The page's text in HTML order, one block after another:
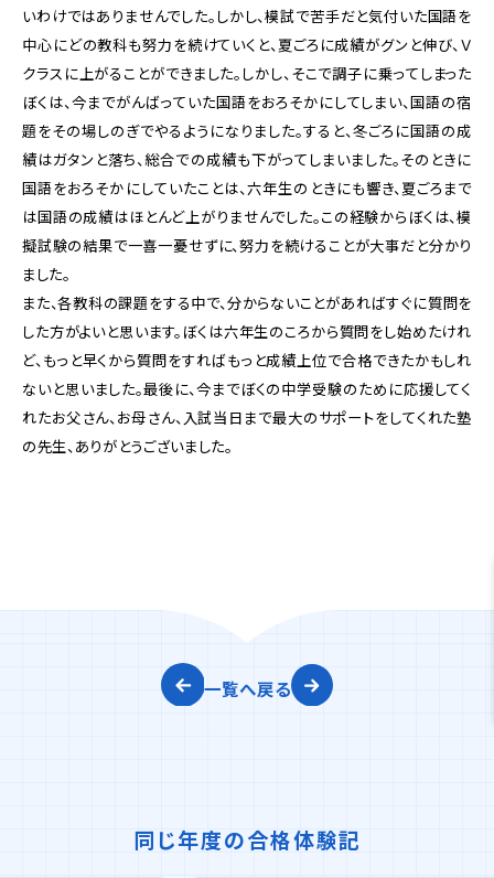
いわけではありませんでした。しかし、模試で苦手だと気付いた国語を
中心にどの教科も努力を続けていくと、夏ごろに成績がグンと伸び、Ｖ
クラスに上がることができました。しかし、そこで調子に乗ってしまった
ぼくは、今までがんばっていた国語をおろそかにしてしまい、国語の宿
題をその場しのぎでやるようになりました。すると、冬ごろに国語の成
績はガタンと落ち、総合での成績も下がってしまいました。そのときに
国語をおろそかにしていたことは、六年生のときにも響き、夏ごろまで
は国語の成績はほとんど上がりませんでした。この経験からぼくは、模
擬試験の結果で一喜一憂せずに、努力を続けることが大事だと分かり
ました。
また、各教科の課題をする中で、分からないことがあればすぐに質問を
した方がよいと思います。ぼくは六年生のころから質問をし始めたけれ
ど、もっと早くから質問をすればもっと成績上位で合格できたかもしれ
ないと思いました。最後に、今までぼくの中学受験のために応援してく
れたお父さん、お母さん、入試当日まで最大のサポートをしてくれた塾
の先生、ありがとうございました。
一覧へ戻る
同じ年度の合格体験記